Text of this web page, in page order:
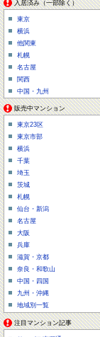
入居済み（一部除く）
東京
横浜
他関東
札幌
名古屋
関西
中国・九州
販売中マンション
東京23区
東京市部
横浜
千葉
埼玉
茨城
札幌
仙台・新潟
名古屋
大阪
兵庫
滋賀・京都
奈良・和歌山
中国・四国
九州・沖縄
地域別一覧
注目マンション記事